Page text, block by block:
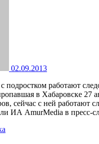
02.09.2013
в Хабаровске 27
сейчас с ней работают
ИА AmurMedia в пресс-